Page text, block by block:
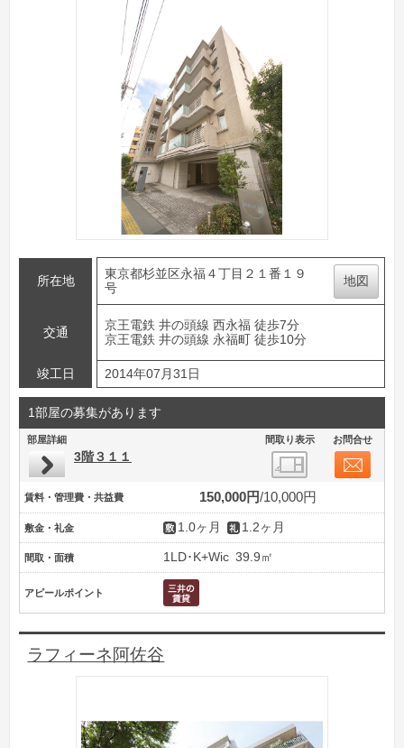
所在地
東京都杉並区永福４丁目２１番１９
号
地図
交通
京王電鉄 井の頭線 西永福 徒歩7分
京王電鉄 井の頭線 永福町 徒歩10分
竣工日 2014年07月31日
1部屋の募集があります
部屋詳細 間取り表示 お問合せ
3階３１１
賃料・管理費・共益費 150,000円 10,000円
敷金・礼金 1.0ヶ月 1.2ヶ月
間取・面積 1LD･K+Wic 39.9㎡
アピールポイント
ラフィーネ阿佐谷